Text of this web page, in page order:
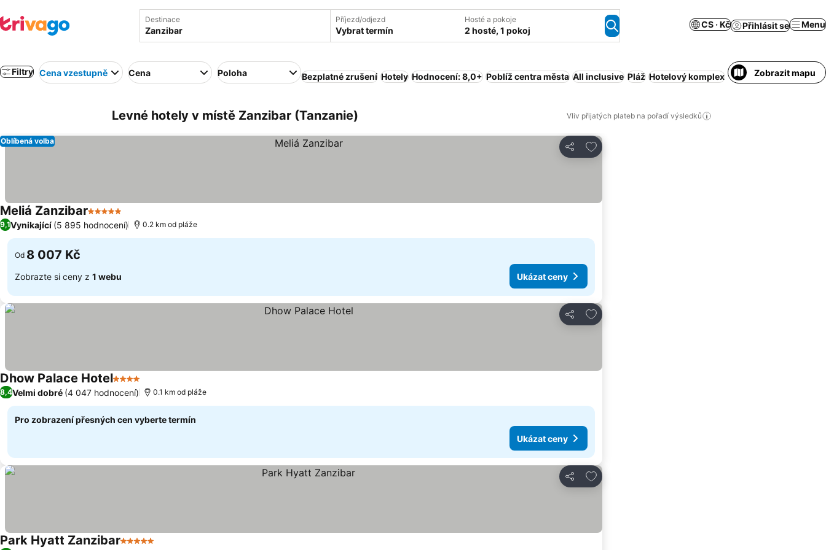
Destinace Příjezd/odjezd
Vybrat termín
Hosté a pokoje
2 hosté, 1 pokoj
CS · Kč Přihlásit se Menu
Filtry Cena vzestupně Cena Poloha Bezplatné zrušení Hotely Hodnocení: 8,0+ Poblíž centra města All inclusive Pláž Hotelový komplex Bazén Plná penze
Zobrazit mapu
Levné hotely v místě Zanzibar (Tanzanie) Vliv přijatých plateb na pořadí výsledků
Sdílet
Přidat na seznam oblíbených hotelů
Oblíbená volba
Meliá Zanzibar5 Počet hvězdiček
Ukázat ceny
9,1Vynikající (5 895 hodnocení) 0.2 km od pláže
Od 8 007 Kč
Zobrazte si ceny z 1 webu Ukázat ceny
Sdílet
Přidat na seznam oblíbených hotelů
Dhow Palace Hotel4 Počet hvězdiček
Ukázat ceny
8,4Velmi dobré (4 047 hodnocení) 0.1 km od pláže
Pro zobrazení přesných cen vyberte termín
Ukázat ceny
Sdílet
Přidat na seznam oblíbených hotelů
Park Hyatt Zanzibar5 Počet hvězdiček